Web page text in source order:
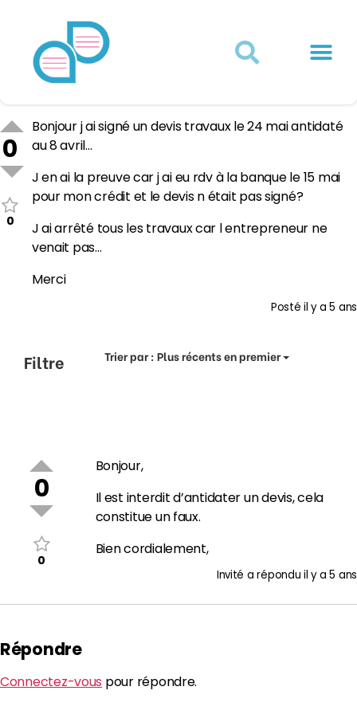
0
0
Bonjour j ai signé un devis travaux le 24 mai antidaté
au 8 avril…
J en ai la preuve car j ai eu rdv à la banque le 15 mai
pour mon crédit et le devis n était pas signé?
J ai arrêté tous les travaux car l entrepreneur ne
venait pas…
Merci
Postéil y a 5 ans
Filtre Trier par :Plus récents en premier
0
0
Bonjour,
Il est interdit d’antidater un devis, cela
constitue un faux.
Bien cordialement,
Invité a réponduil y a 5 ans
Répondre
Connectez-vous pour répondre.